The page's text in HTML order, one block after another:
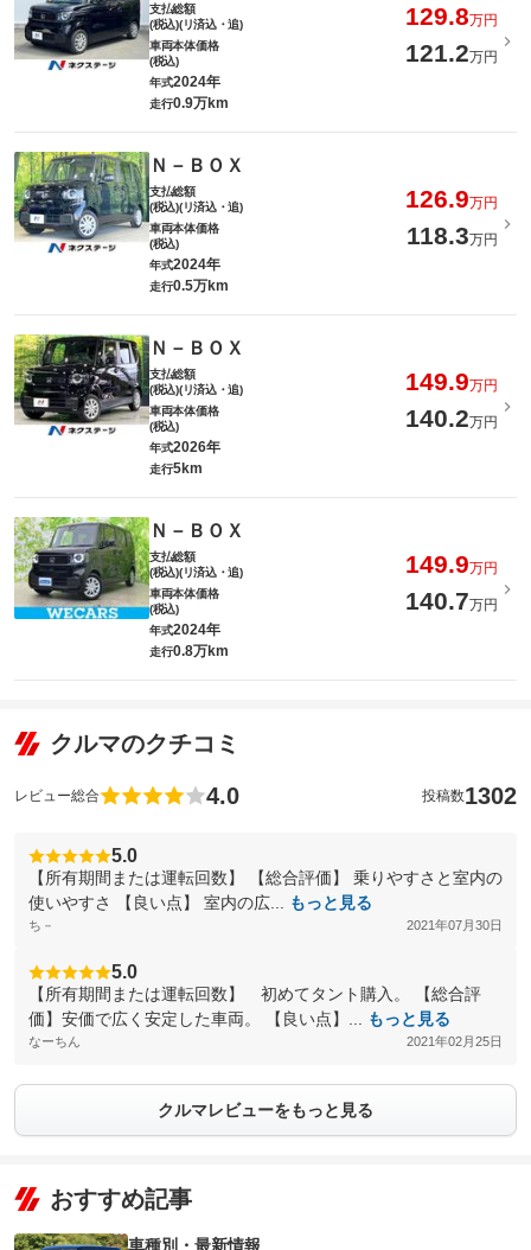
支払総額
(税込)(リ済込・追)
129.8万円
車両本体価格
(税込)
121.2万円
年式2024年
走行0.9万km
Ｎ－ＢＯＸ
支払総額
(税込)(リ済込・追)
126.9万円
車両本体価格
(税込)
118.3万円
年式2024年
走行0.5万km
Ｎ－ＢＯＸ
支払総額
(税込)(リ済込・追)
149.9万円
車両本体価格
(税込)
140.2万円
年式2026年
走行5km
Ｎ－ＢＯＸ
支払総額
(税込)(リ済込・追)
149.9万円
車両本体価格
(税込)
140.7万円
年式2024年
走行0.8万km
クルマのクチコミ
レビュー総合 4.0 投稿数1302
5.0
【所有期間または運転回数】 【総合評価】 乗りやすさと室内の
使いやすさ 【良い点】 室内の広...
もっと見る
ち－ 2021年07月30日
5.0
【所有期間または運転回数】 初めてタント購入。 【総合評
価】安価で広く安定した車両。 【良い点】...
もっと見る
なーちん 2021年02月25日
クルマレビューをもっと見る
おすすめ記事
車種別・最新情報